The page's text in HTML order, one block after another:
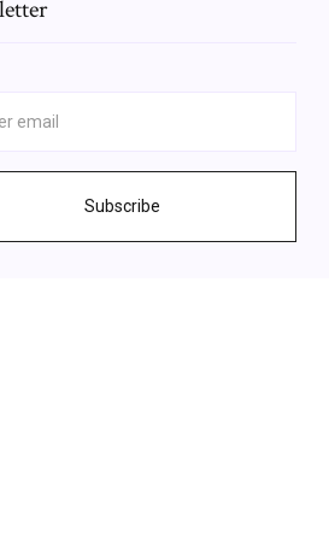
Subscribe